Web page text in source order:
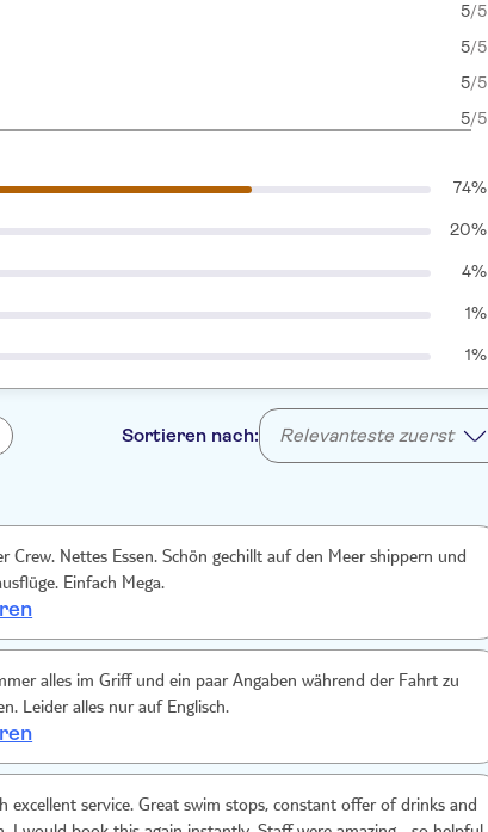
5/5
5/5
5/5
5/5
74%
20%
4%
1%
1%
Sortieren nach: Relevanteste zuerst
Crew. Nettes Essen. Schön gechillt auf den Meer shippern und
Einfach Mega.
alles im Griff und ein paar Angaben während der Fahrt zu
Leider alles nur auf Englisch.
excellent service. Great swim stops, constant offer of drinks and